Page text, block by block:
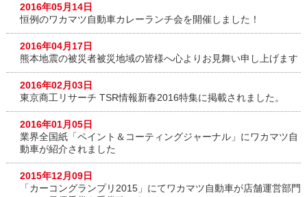
2016年05月14日
恒例のワカマツ自動車カレーランチ会を開催しました！
2016年04月17日
熊本地震の被災者被災地域の皆様へ心よりお見舞い申し上げます
2016年02月03日
東京商工リサーチ TSR情報新春2016特集に掲載されました。
2016年01月05日
業界全国紙「ペイント＆コーティングジャーナル」にワカマツ自
動車が紹介されました
2015年12月09日
「カーコングランプリ2015」にてワカマツ自動車が店舗運営部門